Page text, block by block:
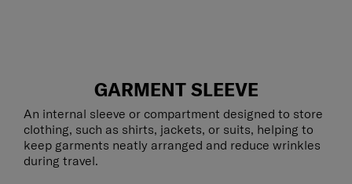
GARMENT SLEEVE
An internal sleeve or compartment designed to store
clothing, such as shirts, jackets, or suits, helping to
keep garments neatly arranged and reduce wrinkles
during travel.